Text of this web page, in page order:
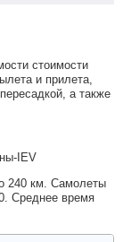
стоимости
и прилета,
а также
IEV
240 км. Самолеты
Среднее время